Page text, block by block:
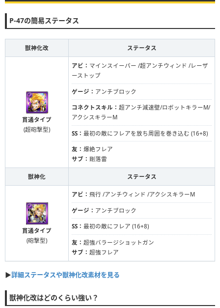
P-47の簡易ステータス
獣神化改 ステータス
貫通タイプ
(超砲撃型)
アビ： マインスイーパー /超アンチウィンド /レーザ
ーストップ
ゲージ： アンチブロック
コネクトスキル： 超アンチ減速壁/ロボットキラーM/
アクシスキラーM
SS： 最初の敵にフレアを放ち周囲を巻き込む (16+8)
友： 爆絶フレア
サブ： 剛落雷
獣神化 ステータス
貫通タイプ
(砲撃型)
アビ： 飛行 /アンチウィンド /アクシスキラーM
ゲージ： アンチブロック
SS： 最初の敵にフレア (16+8)
友： 超強バラージショットガン
サブ： 超強フレア
▶︎︎詳細ステータスや獣神化改素材を見る
獣神化改はどのくらい強い？